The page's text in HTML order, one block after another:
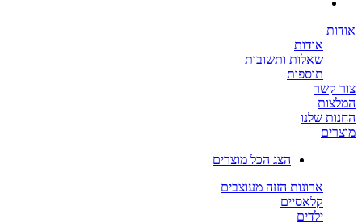
אודות
שאלות ותשובות
תוספות
קשר
שלנו
הצג הכל מוצרים
ארונות הזזה מעוצבים
קלאסיים